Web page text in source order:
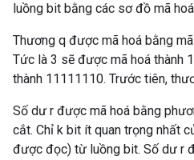
luồng bit bằng các sơ đồ mã hoá
Thương q được mã hoá bằng
Tức là 3 sẽ được mã hoá thành
thành 11111110. Trước tiên,
Số dư r được mã hoá bằng
cắt. Chỉ k bit ít quan trọng nhất
được đọc) từ luồng bit. Số dư r